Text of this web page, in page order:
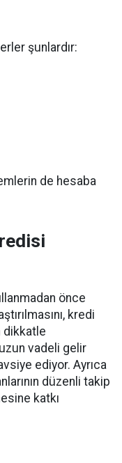
şunlardır:
de hesaba
önce
kredi
dikkatle
vadeli gelir
ediyor. Ayrıca
düzenli takip
katkı